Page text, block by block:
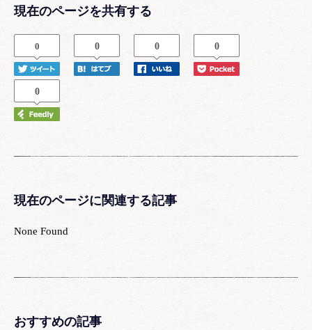
現在のページを共有する
0 0 0 0
0
現在のページに関連する記事
None Found
おすすめの記事